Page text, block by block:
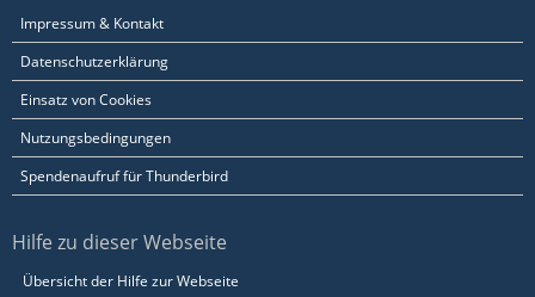
Impressum & Kontakt
Datenschutzerklärung
Einsatz von Cookies
Nutzungsbedingungen
Spendenaufruf für Thunderbird
Hilfe zu dieser Webseite
Übersicht der Hilfe zur Webseite